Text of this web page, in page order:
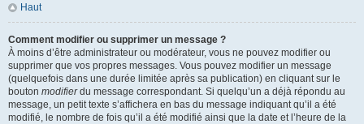
Haut
Comment modifier ou supprimer un message ?
À moins d’être administrateur ou modérateur, vous ne pouvez modifier ou
supprimer que vos propres messages. Vous pouvez modifier un message
(quelquefois dans une durée limitée après sa publication) en cliquant sur le
bouton modifierdu message correspondant. Si quelqu’un a déjà répondu au
message, un petit texte s’affichera en bas du message indiquant qu’il a été
modifié, le nombre de fois qu’il a été modifié ainsi que la date et l’heure de la